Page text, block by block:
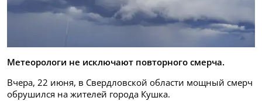
Метеорологи не исключают повторного смерча.
Вчера, 22 июня, в Свердловской области мощный смерч
обрушился на жителей города Кушка.